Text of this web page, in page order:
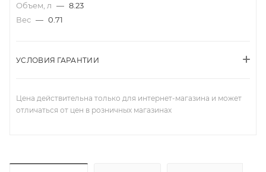
Объем, л — 8.23
Вес — 0.71
УСЛОВИЯ ГАРАНТИИ
Цена действительна только для интернет-магазина и может
отличаться от цен в розничных магазинах